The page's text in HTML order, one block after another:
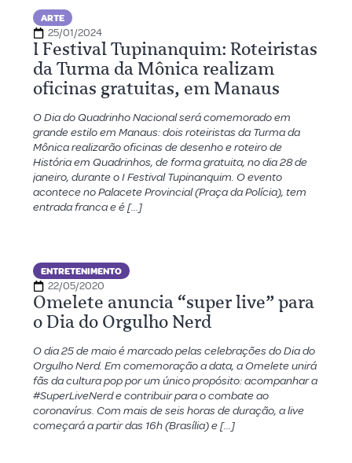
ARTE
25/01/2024
I Festival Tupinanquim: Roteiristas
da Turma da Mônica realizam
oficinas gratuitas, em Manaus
O Dia do Quadrinho Nacional será comemorado em
grande estilo em Manaus: dois roteiristas da Turma da
Mônica realizarão oficinas de desenho e roteiro de
História em Quadrinhos, de forma gratuita, no dia 28 de
janeiro, durante o I Festival Tupinanquim. O evento
acontece no Palacete Provincial (Praça da Polícia), tem
entrada franca e é […]
ENTRETENIMENTO
22/05/2020
Omelete anuncia “super live” para
o Dia do Orgulho Nerd
O dia 25 de maio é marcado pelas celebrações do Dia do
Orgulho Nerd. Em comemoração a data, a Omelete unirá
fãs da cultura pop por um único propósito: acompanhar a
#SuperLiveNerd e contribuir para o combate ao
coronavírus. Com mais de seis horas de duração, a live
começará a partir das 16h (Brasília) e […]